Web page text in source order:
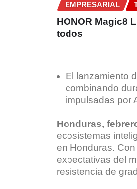
EMPRESARIAL
HONOR Magic8
todos
El lanzamiento
combinando
impulsadas por
Honduras,
ecosistemas
en Honduras.
expectativas del
resistencia de